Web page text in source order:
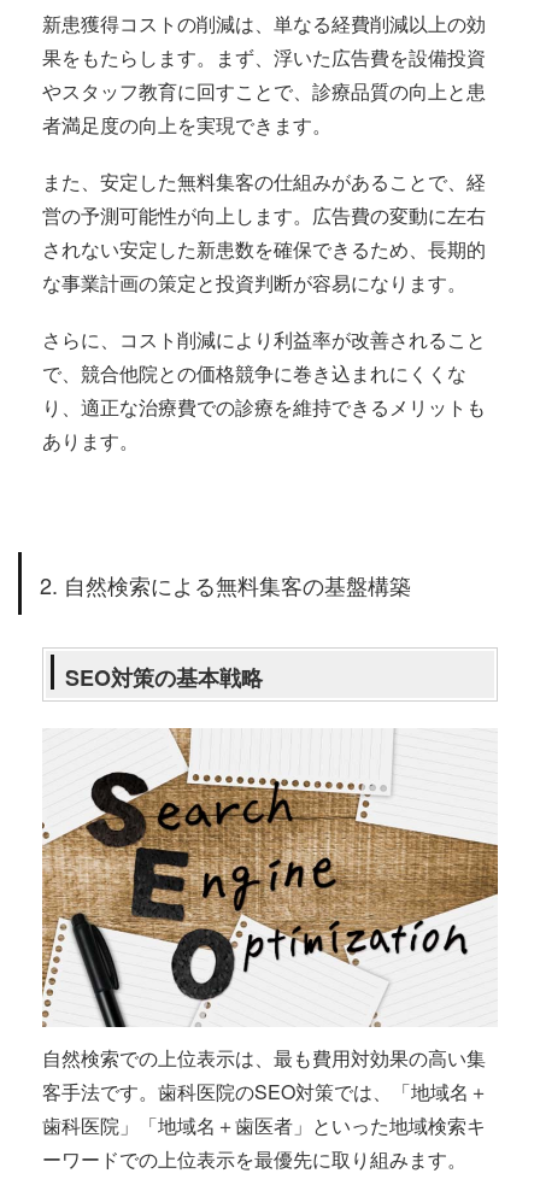
新患獲得コストの削減は、単なる経費削減以上の効
果をもたらします。まず、浮いた広告費を設備投資
やスタッフ教育に回すことで、診療品質の向上と患
者満足度の向上を実現できます。
また、安定した無料集客の仕組みがあることで、経
営の予測可能性が向上します。広告費の変動に左右
されない安定した新患数を確保できるため、長期的
な事業計画の策定と投資判断が容易になります。
さらに、コスト削減により利益率が改善されること
で、競合他院との価格競争に巻き込まれにくくな
り、適正な治療費での診療を維持できるメリットも
あります。
2. 自然検索による無料集客の基盤構築
SEO対策の基本戦略
自然検索での上位表示は、最も費用対効果の高い集
客手法です。歯科医院のSEO対策では、「地域名＋
歯科医院」「地域名＋歯医者」といった地域検索キ
ーワードでの上位表示を最優先に取り組みます。